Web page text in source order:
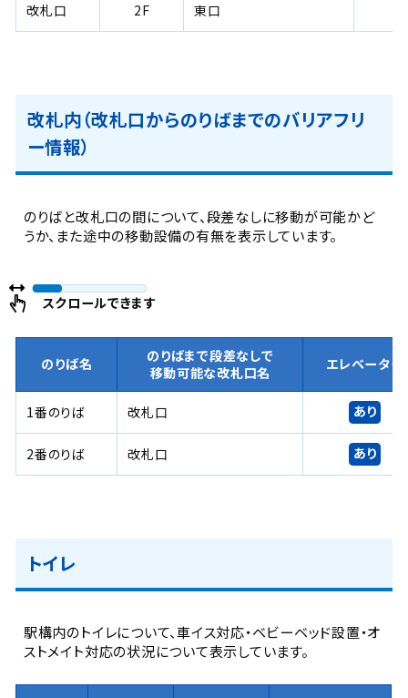
改札口 2F 東口
改札内（改札口からのりばまでのバリアフリ
ー情報）
のりばと改札口の間について、段差なしに移動が可能かど
うか、また途中の移動設備の有無を表示しています。
スクロールできます
のりば名
のりばまで段差なしで
移動可能な改札口名
エレベーター
1番のりば 改札口 あり
2番のりば 改札口 あり
トイレ
駅構内のトイレについて、車イス対応・ベビーベッド設置・オ
ストメイト対応の状況について表示しています。